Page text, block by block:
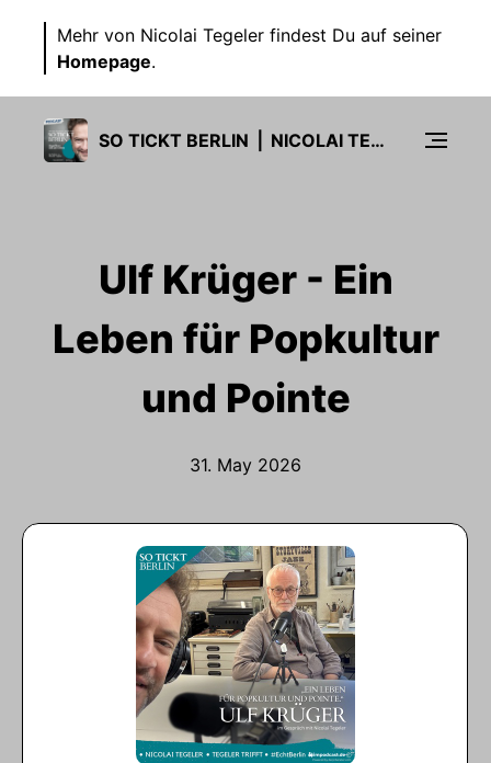
Mehr von Nicolai Tegeler findest Du auf seiner
Homepage.
SO TICKT BERLIN ⎪ NICOLAI TEGELER
Ulf Krüger - Ein
Leben für Popkultur
und Pointe
31. May 2026